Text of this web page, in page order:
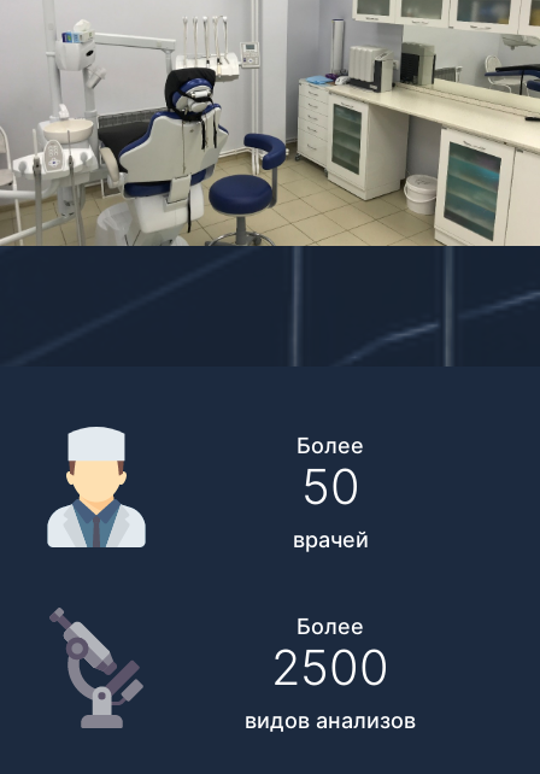
Более
50
врачей
Более
2500
видов анализов